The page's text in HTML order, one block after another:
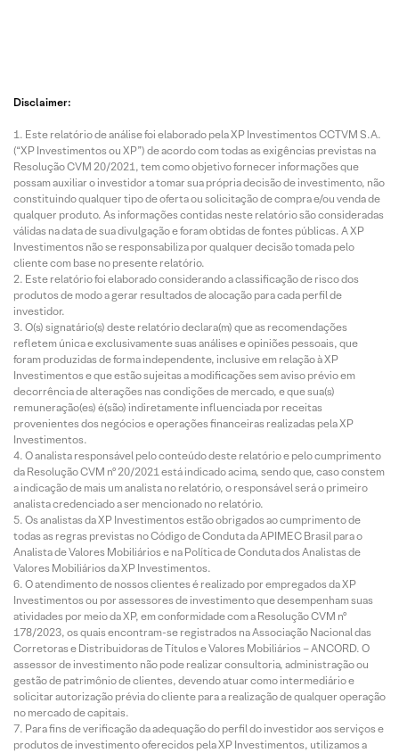
Disclaimer:
Este relatório de análise foi elaborado pela XP Investimentos CCTVM S.A.
(“XP Investimentos ou XP”) de acordo com todas as exigências previstas na
Resolução CVM 20/2021, tem como objetivo fornecer informações que
possam auxiliar o investidor a tomar sua própria decisão de investimento, não
constituindo qualquer tipo de oferta ou solicitação de compra e/ou venda de
qualquer produto. As informações contidas neste relatório são consideradas
válidas na data de sua divulgação e foram obtidas de fontes públicas. A XP
Investimentos não se responsabiliza por qualquer decisão tomada pelo
cliente com base no presente relatório.
Este relatório foi elaborado considerando a classificação de risco dos
produtos de modo a gerar resultados de alocação para cada perfil de
investidor.
O(s) signatário(s) deste relatório declara(m) que as recomendações
refletem única e exclusivamente suas análises e opiniões pessoais, que
foram produzidas de forma independente, inclusive em relação à XP
Investimentos e que estão sujeitas a modificações sem aviso prévio em
decorrência de alterações nas condições de mercado, e que sua(s)
remuneração(es) é(são) indiretamente influenciada por receitas
provenientes dos negócios e operações financeiras realizadas pela XP
Investimentos.
O analista responsável pelo conteúdo deste relatório e pelo cumprimento
da Resolução CVM nº 20/2021 está indicado acima, sendo que, caso constem
a indicação de mais um analista no relatório, o responsável será o primeiro
analista credenciado a ser mencionado no relatório.
Os analistas da XP Investimentos estão obrigados ao cumprimento de
todas as regras previstas no Código de Conduta da APIMEC Brasil para o
Analista de Valores Mobiliários e na Política de Conduta dos Analistas de
Valores Mobiliários da XP Investimentos.
O atendimento de nossos clientes é realizado por empregados da XP
Investimentos ou por assessores de investimento que desempenham suas
atividades por meio da XP, em conformidade com a Resolução CVM nº
178/2023, os quais encontram-se registrados na Associação Nacional das
Corretoras e Distribuidoras de Títulos e Valores Mobiliários – ANCORD. O
assessor de investimento não pode realizar consultoria, administração ou
gestão de patrimônio de clientes, devendo atuar como intermediário e
solicitar autorização prévia do cliente para a realização de qualquer operação
no mercado de capitais.
Para fins de verificação da adequação do perfil do investidor aos serviços e
produtos de investimento oferecidos pela XP Investimentos, utilizamos a